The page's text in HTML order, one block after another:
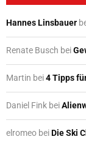
Hannes Linsbauer
Renate Busch bei
Martin bei4 Tipps
Daniel Fink bei
elromeo beiDie Ski